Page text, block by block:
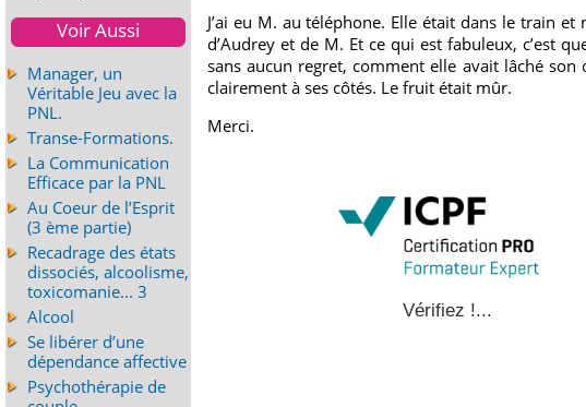
J’ai eu M. au téléphone. Elle était dans le train
d’Audrey et de M. Et ce qui est fabuleux, c’est
sans aucun regret, comment elle avait lâché
clairement à ses côtés. Le fruit était mûr.
Merci.
Vérifiez !...
Voir Aussi
Manager, un
Véritable Jeu avec la
PNL.
Transe-Formations.
La Communication
Efficace par la PNL
Au Coeur de l’Esprit
(3 ème partie)
Recadrage des états
dissociés, alcoolisme,
toxicomanie... 3
Alcool
Se libérer d’une
dépendance affective
Psychothérapie de